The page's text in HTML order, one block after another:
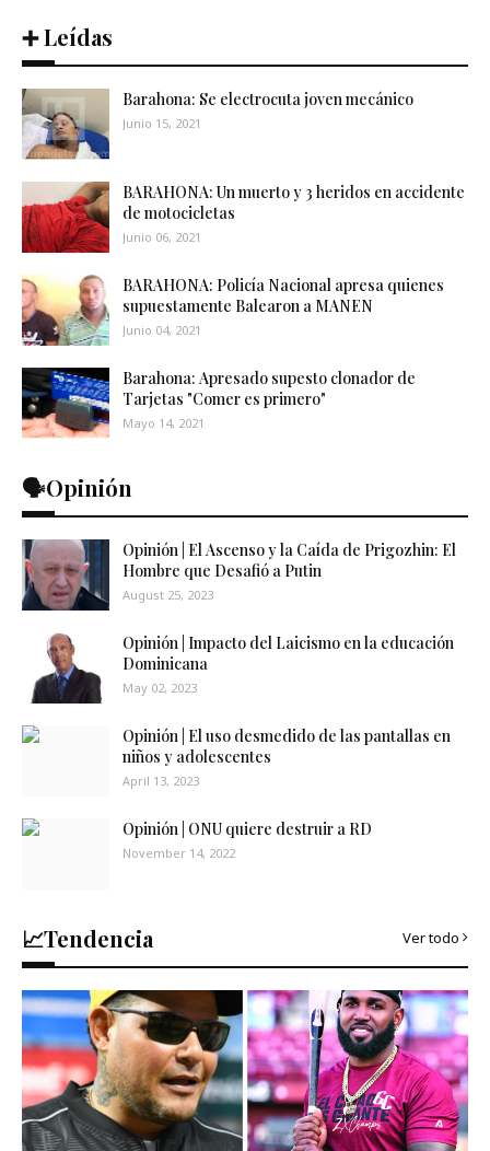
➕ Leídas
Barahona: Se electrocuta joven mecánico
Junio 15, 2021
BARAHONA: Un muerto y 3 heridos en accidente
de motocicletas
Junio 06, 2021
BARAHONA: Policía Nacional apresa quienes
supuestamente Balearon a MANEN
Junio 04, 2021
Barahona: Apresado supesto clonador de
Tarjetas "Comer es primero"
Mayo 14, 2021
🗣️Opinión
Opinión | El Ascenso y la Caída de Prigozhin: El
Hombre que Desafió a Putin
August 25, 2023
Opinión | Impacto del Laicismo en la educación
Dominicana
May 02, 2023
Opinión | El uso desmedido de las pantallas en
niños y adolescentes
April 13, 2023
Opinión | ONU quiere destruir a RD
November 14, 2022
📈Tendencia Ver todo